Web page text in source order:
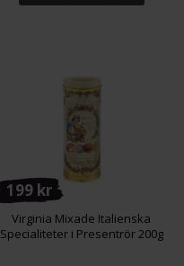
199 kr
Virginia Mixade Italienska
Specialiteter i Presentrör 200g